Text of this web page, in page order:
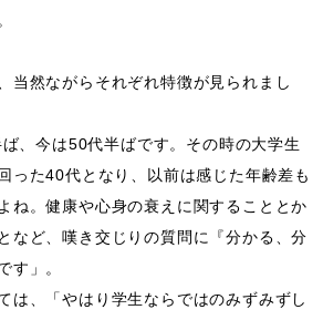
当然ながらそれぞれ特徴が見られまし
ば、今は50代半ばです。その時の大学生
った40代となり、以前は感じた年齢差も
ね。健康や心身の衰えに関することとか
など、嘆き交じりの質問に『分かる、分
す」。
は、「やはり学生ならではのみずみずし